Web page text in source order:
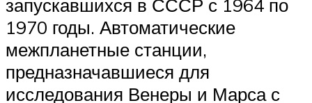
запускавшихся в СССР с 1964 по
1970 годы. Автоматические
межпланетные станции,
предназначавшиеся для
исследования Венеры и Марса с